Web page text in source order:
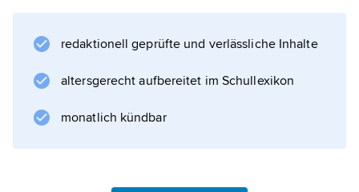
in vielblütigen Trauben. Die einzige
hohe
(Malaxis monophyllos) mit gelblich grünen
redaktionell geprüfte und verlässliche Inhalte
altersgerecht aufbereitet im Schullexikon
monatlich kündbar